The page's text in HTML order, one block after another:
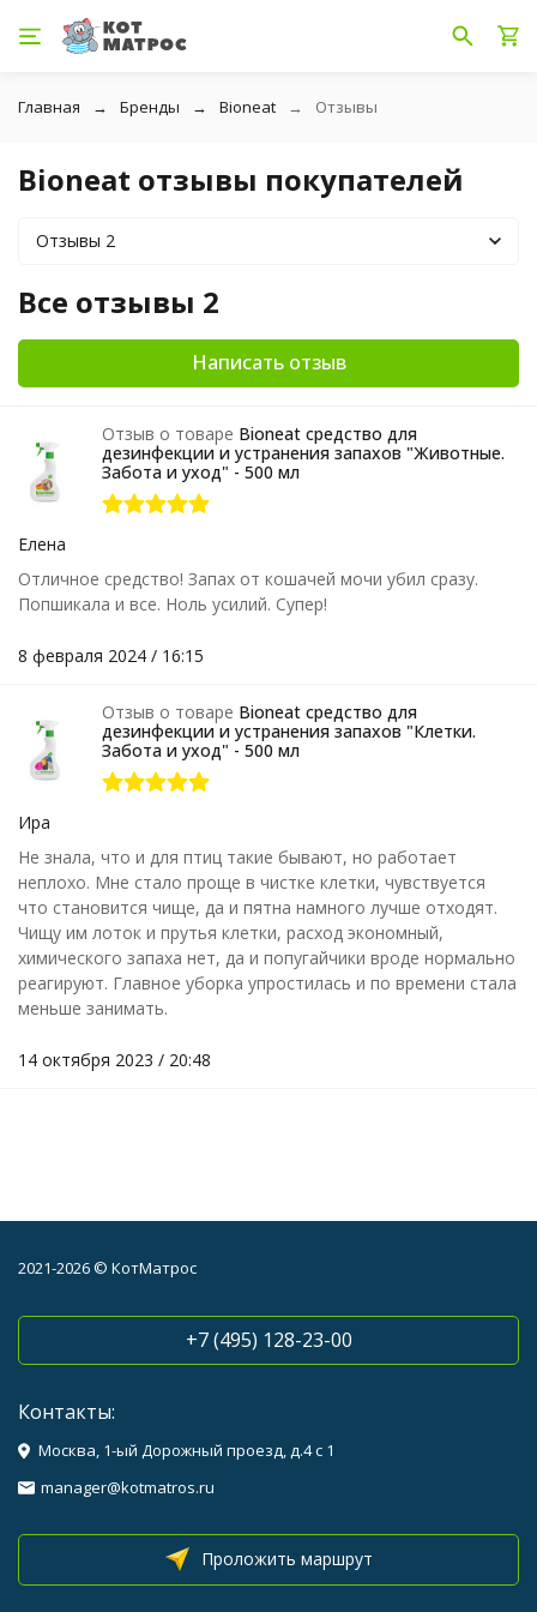
Главная Бренды Bioneat Отзывы
Bioneat отзывы покупателей
Отзывы 2
Все отзывы 2
Написать отзыв
Отзыв о товаре Bioneat средство для
дезинфекции и устранения запахов "Животные.
Забота и уход" - 500 мл
Елена
Отличное средство! Запах от кошачей мочи убил сразу.
Попшикала и все. Ноль усилий. Супер!
8 февраля 2024 / 16:15
Отзыв о товаре Bioneat средство для
дезинфекции и устранения запахов "Клетки.
Забота и уход" - 500 мл
Ира
Не знала, что и для птиц такие бывают, но работает
неплохо. Мне стало проще в чистке клетки, чувствуется
что становится чище, да и пятна намного лучше отходят.
Чищу им лоток и прутья клетки, расход экономный,
химического запаха нет, да и попугайчики вроде нормально
реагируют. Главное уборка упростилась и по времени стала
меньше занимать.
14 октября 2023 / 20:48
2021-2026 © КотМатрос
+7 (495) 128-23-00
Контакты:
Москва, 1-ый Дорожный проезд, д.4 с 1
manager@kotmatros.ru
Проложить маршрут